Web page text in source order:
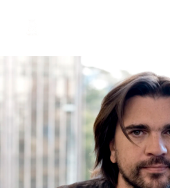
Inicio Real FM
Streaming
En Vivo
Descarga La APP
Programas